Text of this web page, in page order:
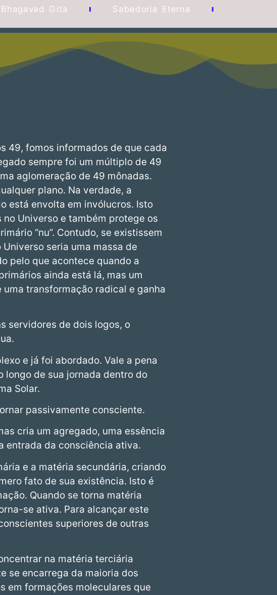
Bhagavad Gita
Sabedoria Eterna
49, fomos informados de que cada
sempre foi um múltiplo de 49
aglomeração de 49 mônadas.
plano. Na verdade, a
está envolta em invólucros. Isto
Universo e também protege os
“nu”. Contudo, se existissem
seria uma massa de
pelo que acontece quando a
ainda está lá, mas um
transformação radical e ganha
servidores de dois logos, o
e já foi abordado. Vale a pena
longo de sua jornada dentro do
Solar.
passivamente consciente.
cria um agregado, uma essência
entrada da consciência ativa.
e a matéria secundária, criando
fato de sua existência. Isto é
Quando se torna matéria
se ativa. Para alcançar este
superiores de outras
na matéria terciária
se encarrega da maioria dos
em formações moleculares que